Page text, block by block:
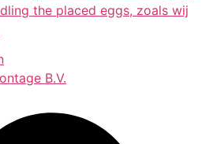
the placed eggs, zoals wij